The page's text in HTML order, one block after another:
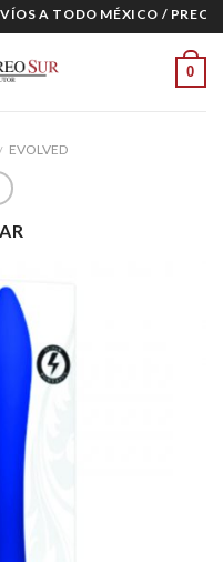
A TODO MÉXICO /
0
EVOLVED